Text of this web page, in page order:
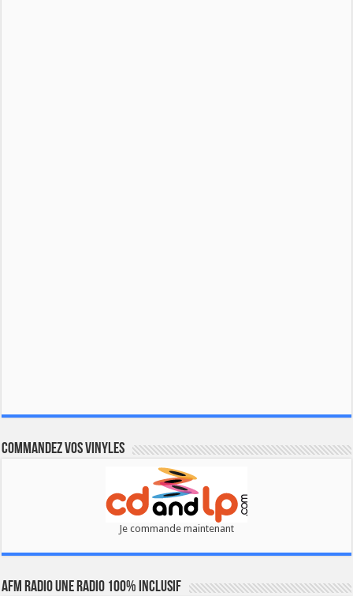
Commandez vos vinyles
Je commande maintenant
AFM RADIO UNE RADIO 100% INCLUSIF